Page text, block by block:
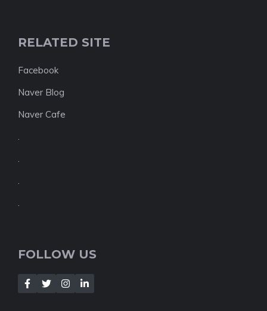
RELATED SITE
Facebook
Naver Blog
Naver Cafe
.
.
.
.
FOLLOW US